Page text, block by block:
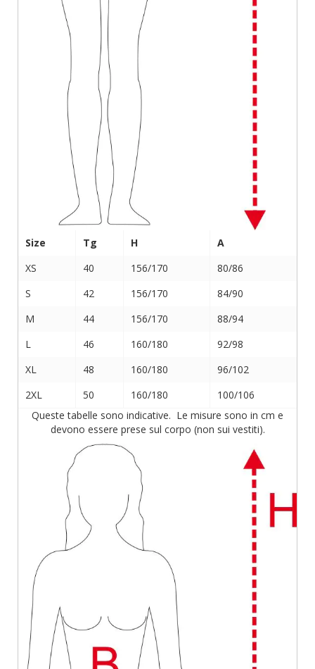
Size Tg H
A
XS
40 156/170
80/86
S
42 156/170
84/90
M
44 156/170
88/94
L
46 160/180
92/98
XL
48 160/180
96/102
2XL
50 160/180
100/106
Queste tabelle sono indicative. Le misure sono in cm e
devono essere prese sul corpo (non sui vestiti).